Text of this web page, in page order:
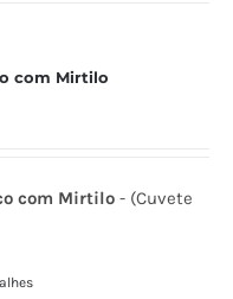
com Mirtilo
com Mirtilo - (Cuvete